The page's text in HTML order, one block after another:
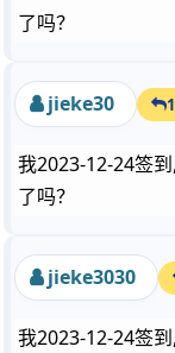
了吗？
jieke30
我2023-12-24签
了吗？
jieke3030
我2023-12-24签